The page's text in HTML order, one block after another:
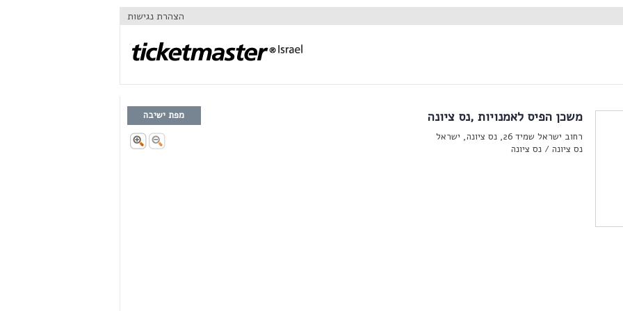
הצהרת נגישות
משכן הפיס לאמנויות ,נס ציונה
רחוב ישראל שמיד 26, נס ציונה, ישראל
נס ציונה /נס ציונה
מפת ישיבה